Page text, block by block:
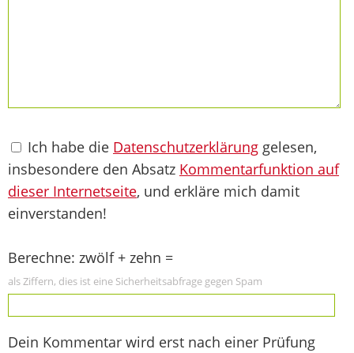
Ich habe die Datenschutzerklärung gelesen,
insbesondere den Absatz Kommentarfunktion auf
dieser Internetseite, und erkläre mich damit
einverstanden!
Berechne: zwölf + zehn =
als Ziffern, dies ist eine Sicherheitsabfrage gegen Spam
Dein Kommentar wird erst nach einer Prüfung